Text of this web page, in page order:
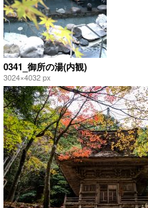
0341_御所の湯(内観)
3024×4032 px